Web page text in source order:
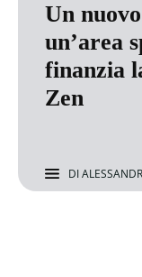
Un
un’area
finanzia
Zen
DI